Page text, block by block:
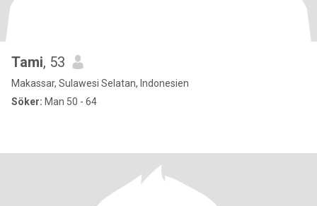
Tami, 53
Makassar, Sulawesi Selatan, Indonesien
Söker: Man 50 - 64